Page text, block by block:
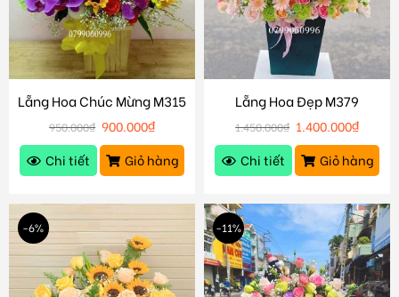
Lẵng Hoa Chúc Mừng M315
950.000₫ 900.000₫
Chi tiết
Giỏ hàng
Lẵng Hoa Đẹp M379
1.450.000₫ 1.400.000₫
Chi tiết
Giỏ hàng
-6% -11%